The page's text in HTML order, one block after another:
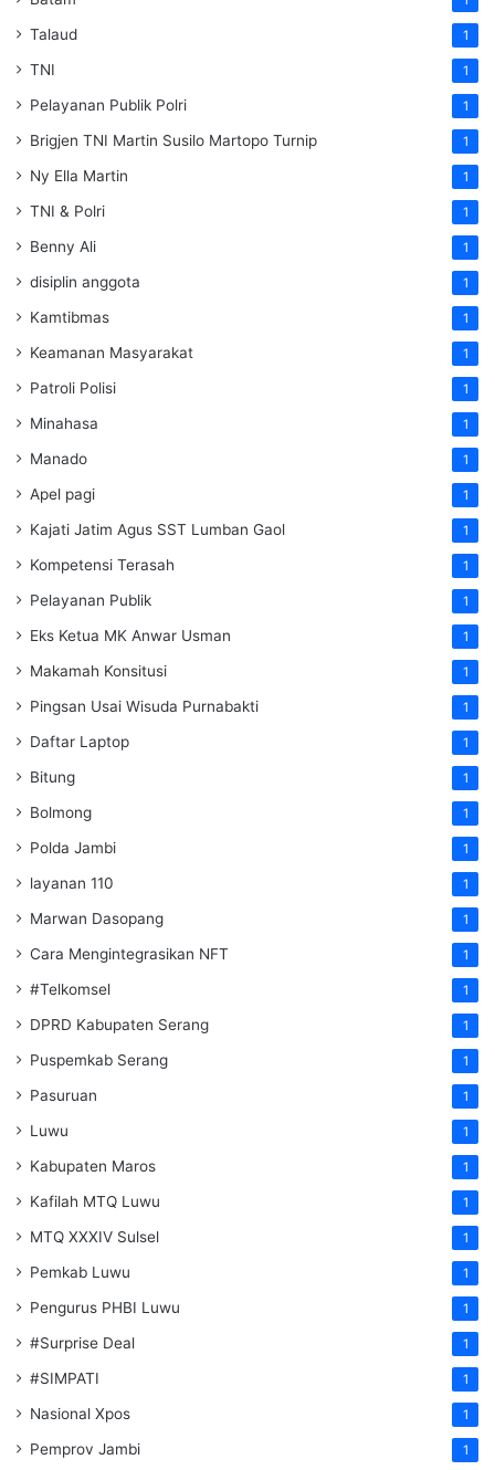
Talaud 1
TNI 1
Pelayanan Publik Polri 1
Brigjen TNI Martin Susilo Martopo Turnip 1
Ny Ella Martin 1
TNI & Polri 1
Benny Ali 1
disiplin anggota 1
Kamtibmas 1
Keamanan Masyarakat 1
Patroli Polisi 1
Minahasa 1
Manado 1
Apel pagi 1
Kajati Jatim Agus SST Lumban Gaol 1
Kompetensi Terasah 1
Pelayanan Publik 1
Eks Ketua MK Anwar Usman 1
Makamah Konsitusi 1
Pingsan Usai Wisuda Purnabakti 1
Daftar Laptop 1
Bitung 1
Bolmong 1
Polda Jambi 1
layanan 110 1
Marwan Dasopang 1
Cara Mengintegrasikan NFT 1
#Telkomsel 1
DPRD Kabupaten Serang 1
Puspemkab Serang 1
Pasuruan 1
Luwu 1
Kabupaten Maros 1
Kafilah MTQ Luwu 1
MTQ XXXIV Sulsel 1
Pemkab Luwu 1
Pengurus PHBI Luwu 1
#Surprise Deal 1
#SIMPATI 1
Nasional Xpos 1
Pemprov Jambi 1